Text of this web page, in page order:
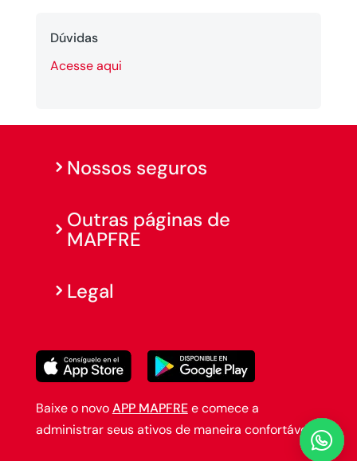
Dúvidas
Acesse aqui
Nossos seguros
Outras páginas de
MAPFRE
Legal
Baixe o novoAPP MAPFREe comece a
administrar seus ativos de maneira confortável.